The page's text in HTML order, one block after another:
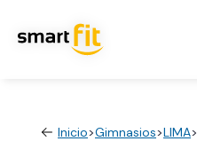
Inicio>Gimnasios>LIMA>